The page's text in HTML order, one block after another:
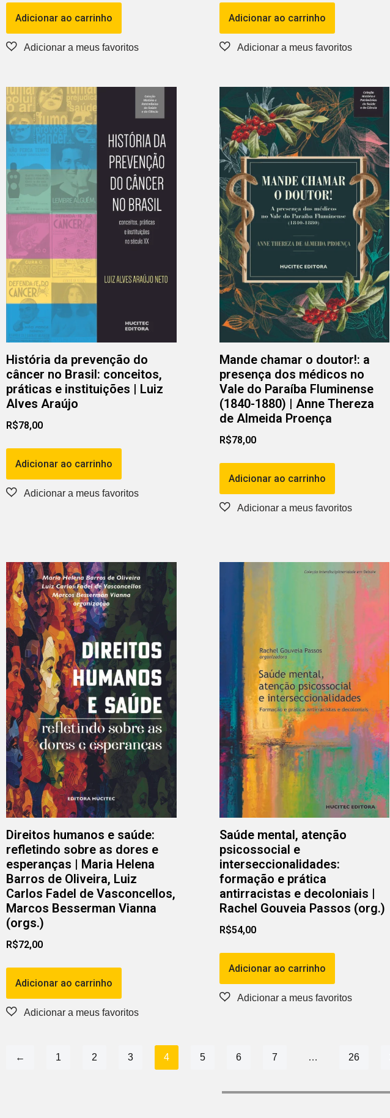
Adicionar ao carrinho Adicionar ao carrinho
História da prevenção do
câncer no Brasil: conceitos,
práticas e instituições | Luiz
Alves Araújo
R$78,00
Adicionar ao carrinho
Mande chamar o doutor!: a
presença dos médicos no
Vale do Paraíba Fluminense
(1840-1880) | Anne Thereza
de Almeida Proença
R$78,00
Adicionar ao carrinho
Direitos humanos e saúde:
refletindo sobre as dores e
esperanças | Maria Helena
Barros de Oliveira, Luiz
Carlos Fadel de Vasconcellos,
Marcos Besserman Vianna
(orgs.)
R$72,00
Adicionar ao carrinho
Saúde mental, atenção
psicossocial e
interseccionalidades:
formação e prática
antirracistas e decoloniais |
Rachel Gouveia Passos (org.)
R$54,00
Adicionar ao carrinho
← 1 2 3 4 5 6 7 … 26